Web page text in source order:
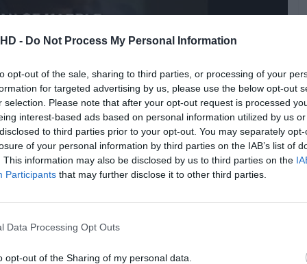
- Do Not Process My Personal Information
opt-out of the sale, sharing to third parties, or processing of your
for targeted advertising by us, please use the below opt-out
selection. Please note that after your opt-out request is processed
interest-based ads based on personal information utilized by us
to third parties prior to your opt-out. You may separately
of your personal information by third parties on the IAB’s list of
This information may also be disclosed by us to third parties on the
Participants that may further disclose it to other third parties.
Data Processing Opt Outs
opt-out of the Sharing of my personal data.
dar destaque a uma nacionalidade de cinema (ainda)
é inegável a importância da obra de Andrzej